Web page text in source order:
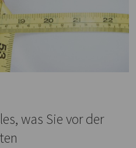
was Sie vor der